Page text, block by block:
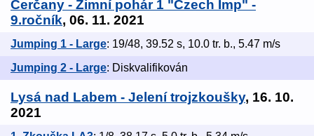
Čerčany - Zimní pohár 1 "Czech Imp" -
9.ročník, 06. 11. 2021
Jumping 1 - Large: 19/48, 39.52 s, 10.0 tr. b., 5.47 m/s
Jumping 2 - Large: Diskvalifikován
Lysá nad Labem - Jelení trojzkoušky, 16. 10.
2021